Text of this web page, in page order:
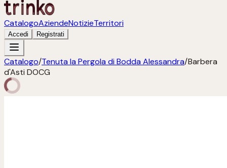
CatalogoAziendeNotizieTerritori
Accedi Registrati
Catalogo/Tenuta la Pergola di Bodda Alessandra/Barbera
d'Asti DOCG